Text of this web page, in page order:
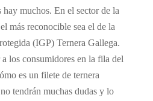
muchos. En el sector de la
más reconocible sea el de la
(IGP) Ternera Gallega.
los consumidores en la fila del
es un filete de ternera
tendrán muchas dudas y lo